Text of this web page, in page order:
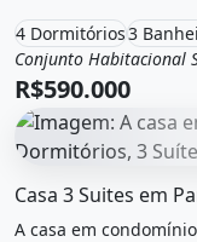
venda por R$590.000
4 Dormitórios3
Venda
Casa
Conjunto Habitacional
R$590.000
Casa 3 Suites em
A casa em